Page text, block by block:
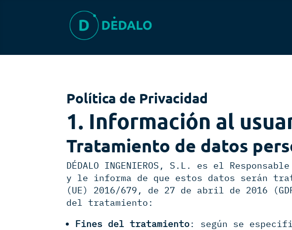
Política de Privacidad
1. Información al
Tratamiento de datos
DÉDALO INGENIEROS, S.L. es el
y le informa de que estos datos serán
(UE) 2016/679, de 27 de abril de 2016
del tratamiento:
Fines del tratamiento: según se